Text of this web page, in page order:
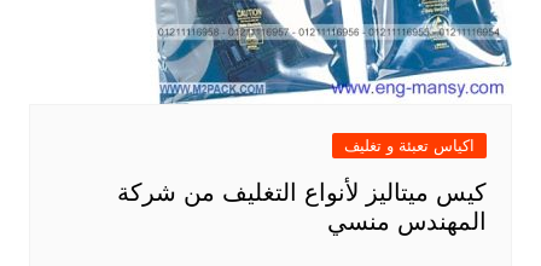
اكياس تعبئة و تغليف
كيس ميتاليز لأنواع التغليف من شركة
المهندس منسي